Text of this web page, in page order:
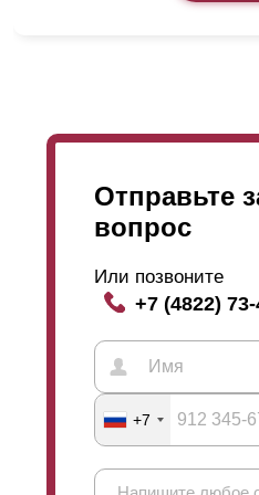
Стоит отметить, что расход
увеличился
данного варианта будет
варианта «Премиум» с
модель можно считать
между «Модерном», где
одинаково с обеих сторон, и
обыкновенной изнаночной
трудоемкость изготовления
увеличились ненамного,
желает, чтобы изнанка
Отправьте
вопрос
Или позвоните
+7 (4822)
+7